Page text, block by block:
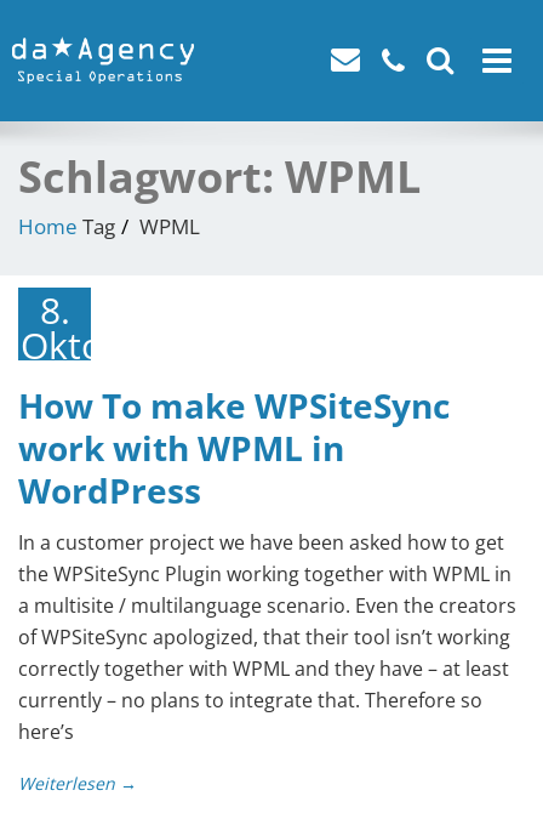
Toggle
Schlagwort: WPML
Home Tag WPML
8.
Oktober
How To make WPSiteSync
work with WPML in
WordPress
In a customer project we have been asked how to get
the WPSiteSync Plugin working together with WPML in
a multisite / multilanguage scenario. Even the creators
of WPSiteSync apologized, that their tool isn’t working
correctly together with WPML and they have – at least
currently – no plans to integrate that. Therefore so
here’s
Weiterlesen →